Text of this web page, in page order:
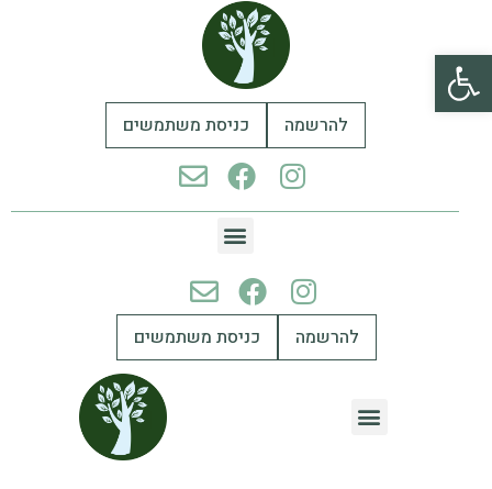
פתח סרגל נגישות
להרשמה כניסת משתמשים
להרשמה כניסת משתמשים